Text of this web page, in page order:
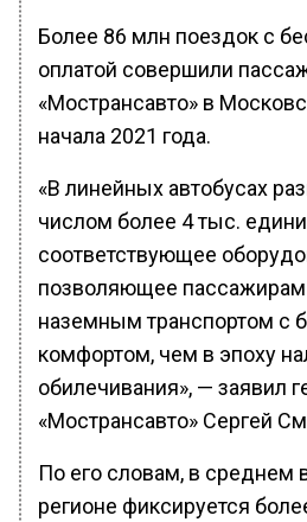
Более 86 млн поездок с
оплатой совершили
«Мострансавто» в
начала 2021 года.
«В линейных автобусах
числом более 4 тыс.
соответствующее
позволяющее пассажирам
наземным транспортом с
комфортом, чем в эпоху
обилечивания», — заявил
«Мострансавто» Сергей
По его словам, в среднем
регионе фиксируется